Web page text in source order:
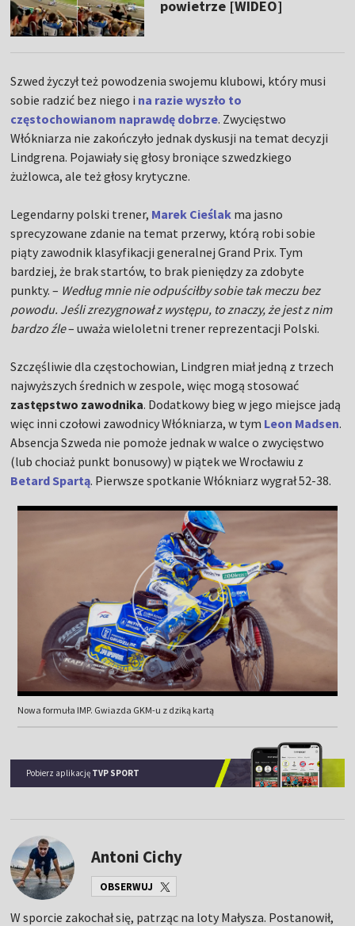
powietrze [WIDEO]
Szwed życzył też powodzenia swojemu klubowi, który musi
sobie radzić bez niego i na razie wyszło to
częstochowianom naprawdę dobrze. Zwycięstwo
Włókniarza nie zakończyło jednak dyskusji na temat decyzji
Lindgrena. Pojawiały się głosy broniące szwedzkiego
żużlowca, ale też głosy krytyczne.
Legendarny polski trener, Marek Cieślak ma jasno
sprecyzowane zdanie na temat przerwy, którą robi sobie
piąty zawodnik klasyfikacji generalnej Grand Prix. Tym
bardziej, że brak startów, to brak pieniędzy za zdobyte
punkty. – Według mnie nie odpuściłby sobie tak meczu bez
powodu. Jeśli zrezygnował z występu, to znaczy, że jest z nim
bardzo źle– uważa wieloletni trener reprezentacji Polski.
Szczęśliwie dla częstochowian, Lindgren miał jedną z trzech
najwyższych średnich w zespole, więc mogą stosować
zastępstwo zawodnika. Dodatkowy bieg w jego miejsce jadą
więc inni czołowi zawodnicy Włókniarza, w tym Leon Madsen.
Absencja Szweda nie pomoże jednak w walce o zwycięstwo
(lub chociaż punkt bonusowy) w piątek we Wrocławiu z
Betard Spartą. Pierwsze spotkanie Włókniarz wygrał 52-38.
Nowa formuła IMP. Gwiazda GKM-u z dziką kartą
Pobierz aplikację TVP SPORT
Antoni Cichy
OBSERWUJ
W sporcie zakochał się, patrząc na loty Małysza. Postanowił,